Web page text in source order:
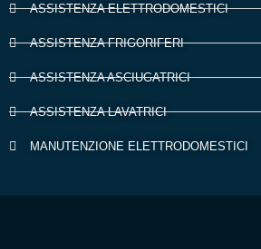
ASSISTENZA ELETTRODOMESTICI
ASSISTENZA FRIGORIFERI
ASSISTENZA ASCIUGATRICI
ASSISTENZA LAVATRICI
MANUTENZIONE ELETTRODOMESTICI